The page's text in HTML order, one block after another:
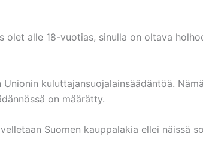
alle 18-vuotias, sinulla on oltava
kuluttajansuojalainsäädäntöä.
on määrätty.
Suomen kauppalakia ellei näissä